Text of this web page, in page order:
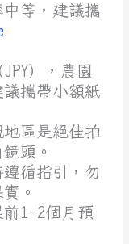
中等，建議攜
），農園
攜帶小額紙
地區是絕佳拍
頭。
遵循指引，勿
。
前1-2個月預